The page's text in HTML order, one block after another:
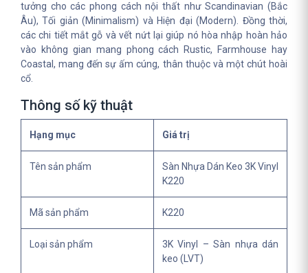
tưởng cho các phong cách nội thất như Scandinavian (Bắc
Âu), Tối giản (Minimalism) và Hiện đại (Modern). Đồng thời,
các chi tiết mắt gỗ và vết nứt lại giúp nó hòa nhập hoàn hảo
vào không gian mang phong cách Rustic, Farmhouse hay
Coastal, mang đến sự ấm cúng, thân thuộc và một chút hoài
cổ.
Thông số kỹ thuật
Hạng mục Giá trị
Tên sản phẩm
Sàn Nhựa Dán Keo 3K Vinyl
K220
Mã sản phẩm K220
Loại sản phẩm
3K Vinyl – Sàn nhựa dán
keo (LVT)